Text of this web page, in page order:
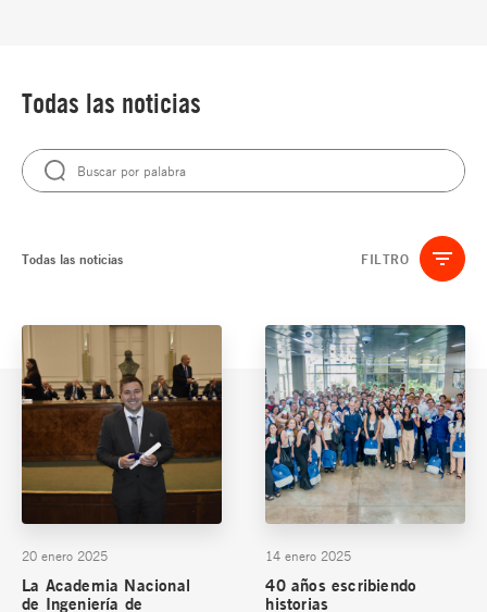
Todas las noticias
Todas las noticias FILTRO
20 enero 2025
La Academia Nacional
de Ingeniería de
14 enero 2025
40 años escribiendo
historias